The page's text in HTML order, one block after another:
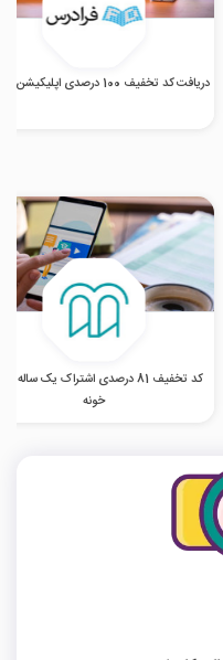
دریافت کد تخفیف 100 درصدی اپلیکیشن فرادرس
کد تخفیف 81 درصدی اشتراک یک ساله
خونه